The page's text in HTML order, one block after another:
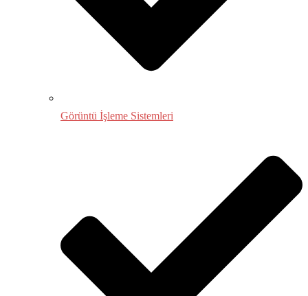
Görüntü İşleme Sistemleri